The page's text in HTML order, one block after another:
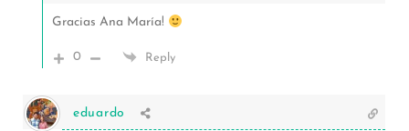
Gracias Ana María!
0 Reply
eduardo